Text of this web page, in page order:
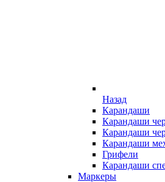
Назад
Карандаши
Карандаши
Карандаши
Карандаши
Грифели
Карандаши
Маркеры